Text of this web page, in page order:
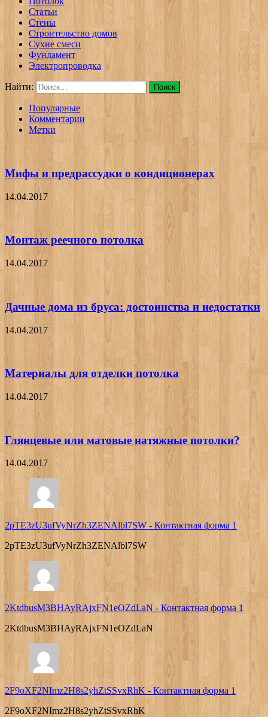
Статьи
Стены
Строительство домов
Сухие смеси
Фундамент
Электропроводка
Найти:
Популярные
Комментарии
Метки
Мифы и предрассудки о кондиционерах
14.04.2017
Монтаж реечного потолка
14.04.2017
Дачные дома из бруса: достоинства и недостатки
14.04.2017
Материалы для отделки потолка
14.04.2017
Глянцевые или матовые натяжные потолки?
14.04.2017
2pTE3zU3ufVyNrZh3ZENAlbl7SW - Контактная форма 1
2pTE3zU3ufVyNrZh3ZENAlbl7SW
2KtdbusM3BHAyRAjxFN1eOZdLaN - Контактная форма 1
2KtdbusM3BHAyRAjxFN1eOZdLaN
2F9oXF2NImz2H8s2yhZtSSvxRhK - Контактная форма 1
2F9oXF2NImz2H8s2yhZtSSvxRhK